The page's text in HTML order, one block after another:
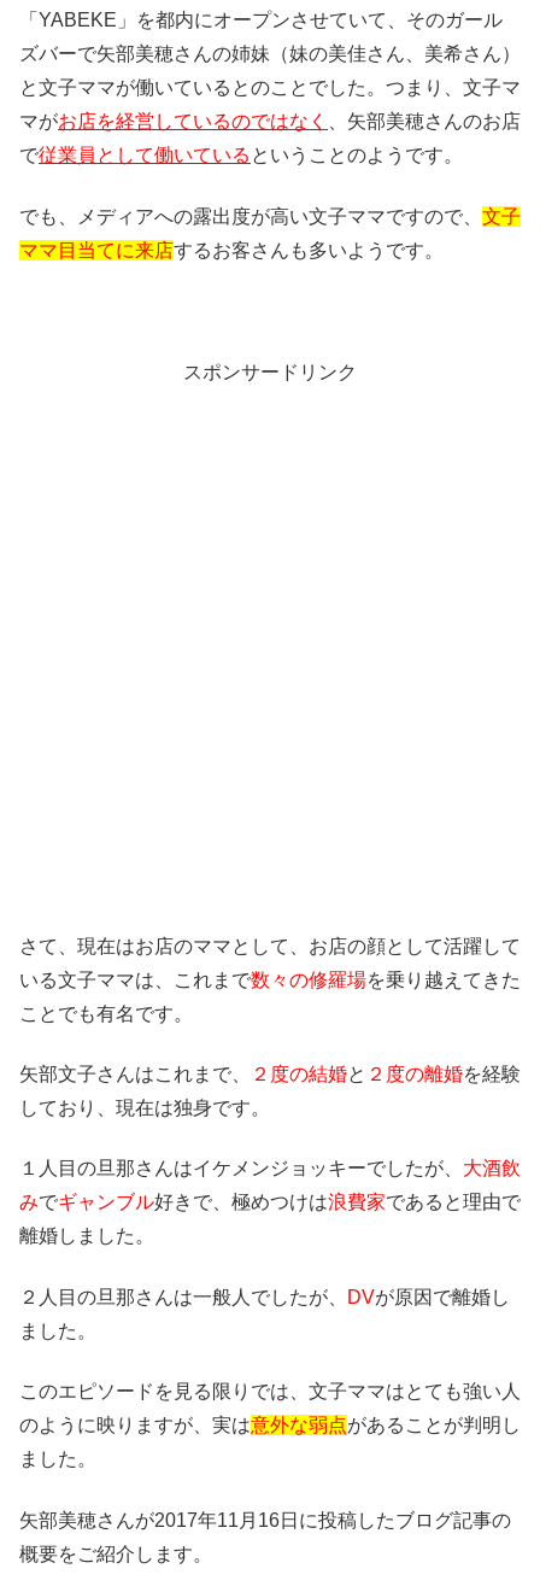
「YABEKE」を都内にオープンさせていて、そのガール
ズバーで矢部美穂さんの姉妹（妹の美佳さん、美希さん）
と文子ママが働いているとのことでした。つまり、文子マ
マがお店を経営しているのではなく 、矢部美穂さんのお店
で従業員として働いている ということのようです。
でも、メディアへの露出度が高い文子ママですので、 文子
ママ目当てに来店するお客さんも多いようです。
スポンサードリンク
さて、現在はお店のママとして、お店の顔として活躍して
いる文子ママは、これまで数々の修羅場を乗り越えてきた
ことでも有名です。
矢部文子さんはこれまで、 ２度の結婚と ２度の離婚を経験
しており、現在は独身です。
１人目の旦那さんはイケメンジョッキーでしたが、 大酒飲
みでギャンブル好きで、極めつけは浪費家であると理由で
離婚しました。
２人目の旦那さんは一般人でしたが、 DVが原因で離婚し
ました。
このエピソードを見る限りでは、文子ママはとても強い人
のように映りますが、実は意外な弱点があることが判明し
ました。
矢部美穂さんが2017年11月16日に投稿したブログ記事の
概要をご紹介します。